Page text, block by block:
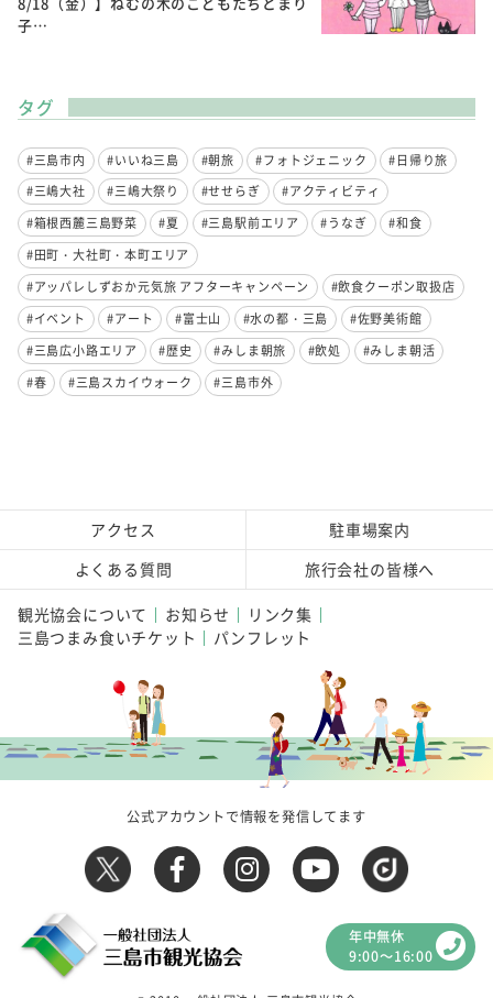
子…
タグ
#三島市内 #いいね三島 #朝旅 #フォトジェニック
#日帰り旅
#三嶋大社
#三嶋大祭り #せせらぎ
#アクティビティ
#箱根西麓三島野菜
#夏 #三島駅前エリア #うなぎ
#和食
#田町・大社町・本町エリア
#アッパレしずおか元気旅 アフターキャンペーン
#飲食クーポン取扱店
#イベント
#アート #富士山 #水の都・三島
#佐野美術館
#三島広小路エリア
#歴史 #みしま朝旅 #飲処
#みしま朝活
#春
#三島スカイウォーク #三島市外
アクセス
駐車場案内
よくある質問
旅行会社の皆様へ
観光協会について お知らせ
リンク集
三島つまみ食いチケット
パンフレット
公式アカウントで情報を発信してます
年中無休
9:00～16:00